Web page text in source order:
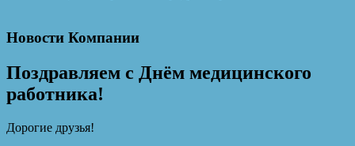
Новости Компании
Поздравляем с Днём медицинского
работника!
Дорогие друзья!